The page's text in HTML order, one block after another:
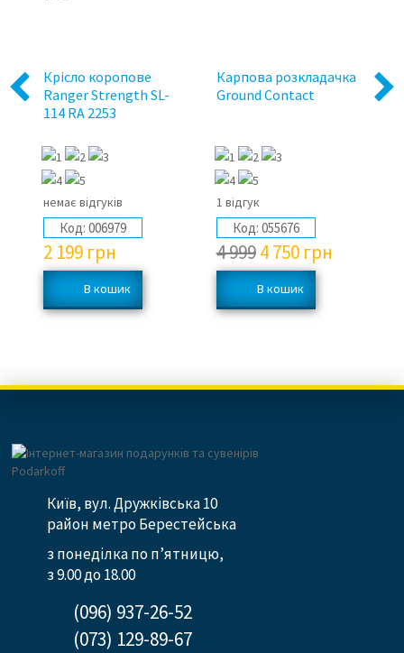
Previous
Крiсло коропове
Ranger Strength SL-
114 RA 2253
немає відгуків
Код: 006979
2 199 грн
Карпова розкладачка
Ground Contact
1 відгук
Код: 055676
4 9994 750 грн
Next
Київ, вул. Дружківська 10
район метро Берестейська
з понеділка по п’ятницю,
з 9.00 до 18.00
(096) 937-26-52
(073) 129-89-67